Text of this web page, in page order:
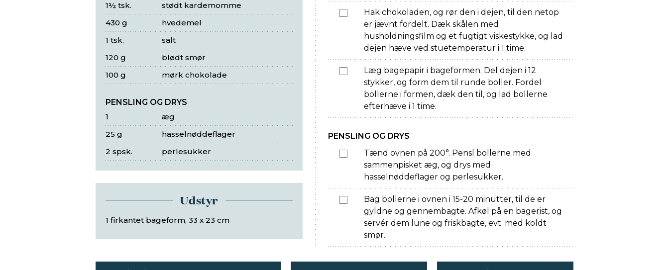
stødt kardemomme
1½ tsk.
hvedemel
430 g
salt
1 tsk.
blødt smør
120 g
mørk chokolade
100 g
PENSLING OG DRYS
æg
1
hasselnøddeflager
25 g
perlesukker
2 spsk.
Udstyr
1 firkantet bageform, 33 x 23 cm
Hak chokoladen, og rør den i dejen, til den netop
er jævnt fordelt. Dæk skålen med
husholdningsfilm og et fugtigt viskestykke, og lad
dejen hæve ved stuetemperatur i 1 time.
Læg bagepapir i bageformen. Del dejen i 12
stykker, og form dem til runde boller. Fordel
bollerne i formen, dæk den til, og lad bollerne
efterhæve i 1 time.
PENSLING OG DRYS
Tænd ovnen på 200°. Pensl bollerne med
sammenpisket æg, og drys med
hasselnøddeflager og perlesukker.
Bag bollerne i ovnen i 15-20 minutter, til de er
gyldne og gennembagte. Afkøl på en bagerist, og
servér dem lune og friskbagte, evt. med koldt
smør.